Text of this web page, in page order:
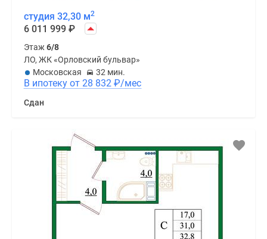
студия 32,30 м2
6 011 999 ₽
Этаж6/8
ЛО, ЖК «Орловский бульвар»
Московская
32 мин.
В ипотеку от 28 832 ₽/мес
Сдан